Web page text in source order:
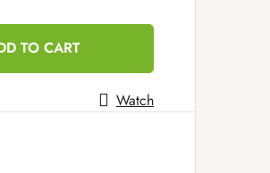
TO CART
Watch